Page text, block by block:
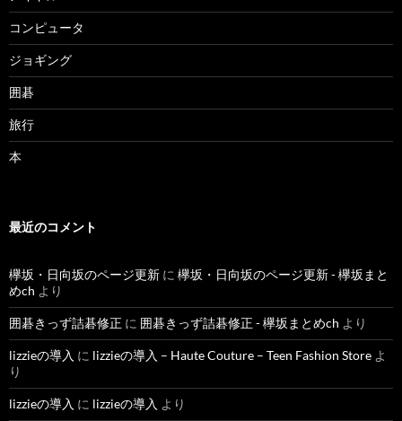
コンピュータ
ジョギング
囲碁
旅行
本
最近のコメント
欅坂・日向坂のページ更新 に 欅坂・日向坂のページ更新 - 欅坂まと
めch より
囲碁きっず詰碁修正 に 囲碁きっず詰碁修正 - 欅坂まとめch より
lizzieの導入 に lizzieの導入 – Haute Couture – Teen Fashion Store よ
り
lizzieの導入 に lizzieの導入 より